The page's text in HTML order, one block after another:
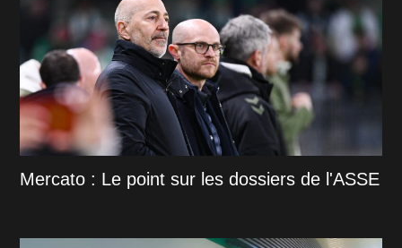
Mercato : Le point sur les dossiers de l'ASSE